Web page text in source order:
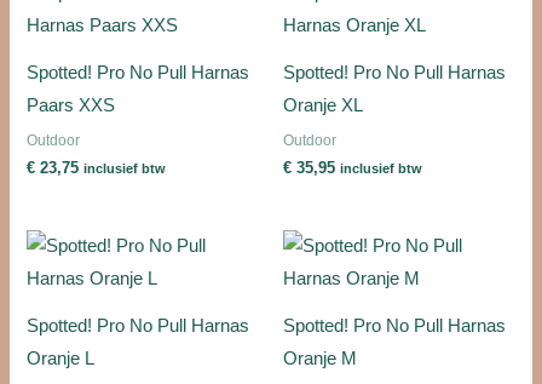
Spotted! Pro No Pull Harnas
Paars XXS
Outdoor
€ 23,75 inclusief btw
Spotted! Pro No Pull Harnas
Oranje XL
Outdoor
€ 35,95 inclusief btw
Spotted! Pro No Pull Harnas
Oranje L
Spotted! Pro No Pull Harnas
Oranje M